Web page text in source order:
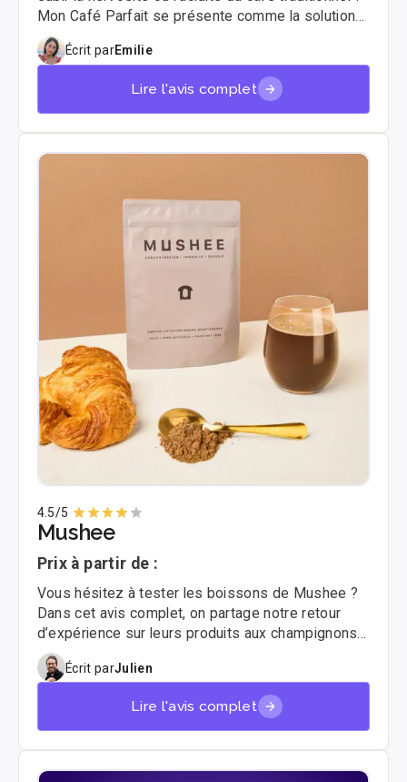
Mon Café Parfait se présente comme la solution
ultime pour les actifs et les biohackers en quête
d'une énergie stable et durable. Découvrez notre
test complet pour savoir si cette alternative aux
champignons adaptogènes mérite sa place dans
votre routine matinale.
Écrit parEmilie
Lire l'avis complet
4.5/5
Mushee
Prix à partir de :
Vous hésitez à tester les boissons de Mushee ?
Dans cet avis complet, on partage notre retour
d’expérience sur leurs produits aux champignons
adaptogènes, leurs promesses bien-être et leur
positionnement unique. Spoiler : on a été
Écrit parJulien
Lire l'avis complet